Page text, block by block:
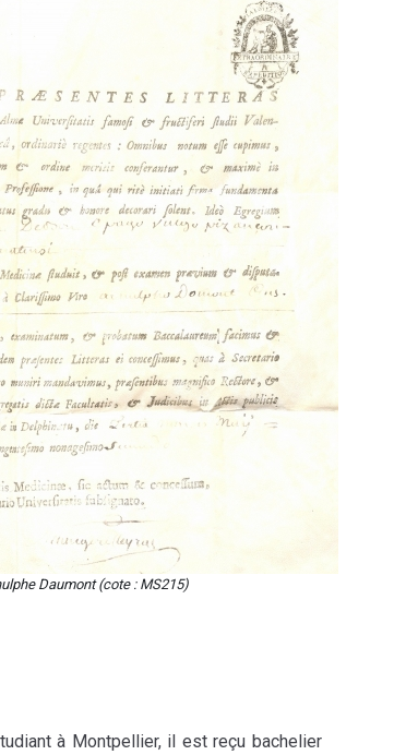
Daumont (cote : MS215)
à Montpellier, il est reçu bachelier